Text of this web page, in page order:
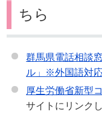
ちら
群馬県電話相談
ル」※外国語対
厚生労働省新型
サイトにリンクし